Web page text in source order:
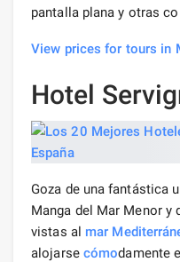
pantalla plana y otras
View prices for tours in
Hotel
Goza de una fantástica
Manga del Mar Menor y
vistas al mar
alojarse cómodamente